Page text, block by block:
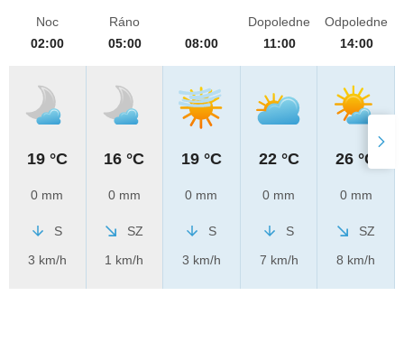
Noc
02:00
19 °C
0 mm
S
3 km/h
Ráno
05:00
16 °C
0 mm
SZ
1 km/h
08:00
19 °C
0 mm
S
3 km/h
Dopoledne
11:00
22 °C
0 mm
S
7 km/h
Odpoledne
14:00
26 °C
0 mm
SZ
8 km/h